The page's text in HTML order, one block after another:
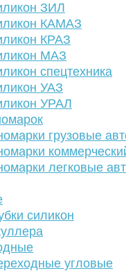
ЗИЛ
КАМАЗ
КРАЗ
МАЗ
спецтехника
УАЗ
УРАЛ
грузовые
легковые
силикон
угловые